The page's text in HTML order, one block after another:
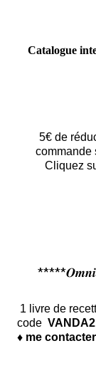
Catalogue
5€ de
commande
Cliquez
1 livre de
code
♦ me